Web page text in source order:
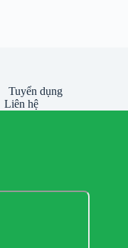
Tuyển dụng
Liên hệ